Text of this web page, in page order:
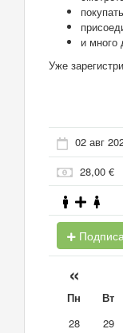
и много
Уже
02 авг
28,00 €
«
Пн Вт
28
29